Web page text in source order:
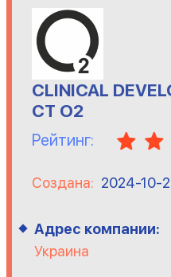
CLINICAL
CT O2
Рейтинг:
Создана: 2024-10-
Адрес компании:
Украина